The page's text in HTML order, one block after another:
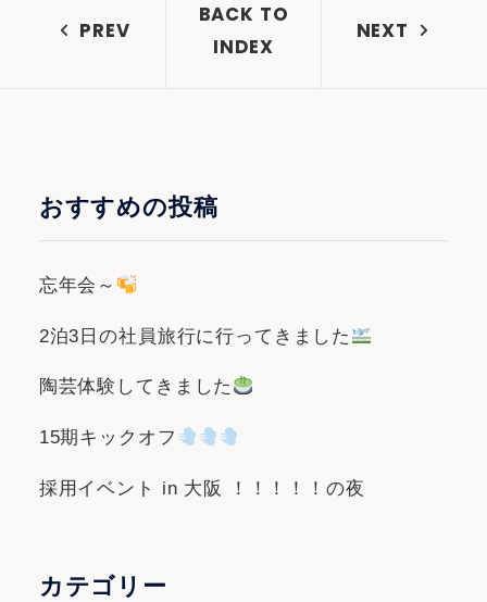
おすすめの投稿
忘年会～
2泊3日の社員旅行に行ってきました
陶芸体験してきました
15期キックオフ
採用イベント in 大阪 ！！！！！の夜
カテゴリー
PREV
BACK TO
INDEX
NEXT